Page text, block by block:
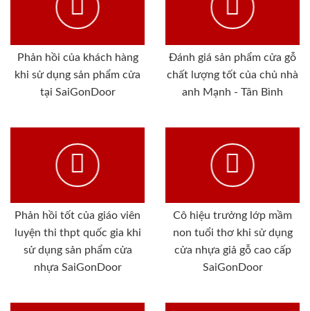
Phản hồi của khách hàng
khi sử dụng sản phẩm cửa
tại SaiGonDoor
Đánh giá sản phẩm cửa gỗ
chất lượng tốt của chủ nhà
anh Mạnh - Tân Bình
Phản hồi tốt của giáo viên
luyện thi thpt quốc gia khi
sử dụng sản phẩm cửa
nhựa SaiGonDoor
Cô hiệu trưởng lớp mầm
non tuổi thơ khi sử dụng
cửa nhựa giả gỗ cao cấp
SaiGonDoor